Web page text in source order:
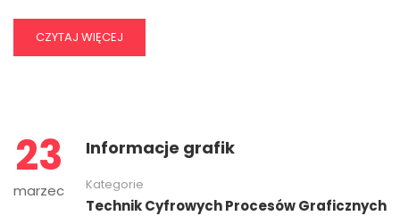
CZYTAJ WIĘCEJ
23
marzec
Informacje grafik
Kategorie
Technik Cyfrowych Procesów Graficznych